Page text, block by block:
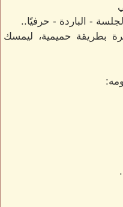
- الباردة - حرفيًا..
بطريقة حميمية، ليمسك